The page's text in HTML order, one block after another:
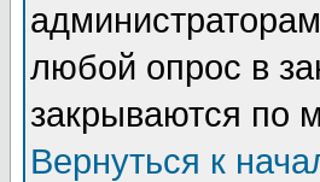
любой опрос в
закрываются по
Вернуться к